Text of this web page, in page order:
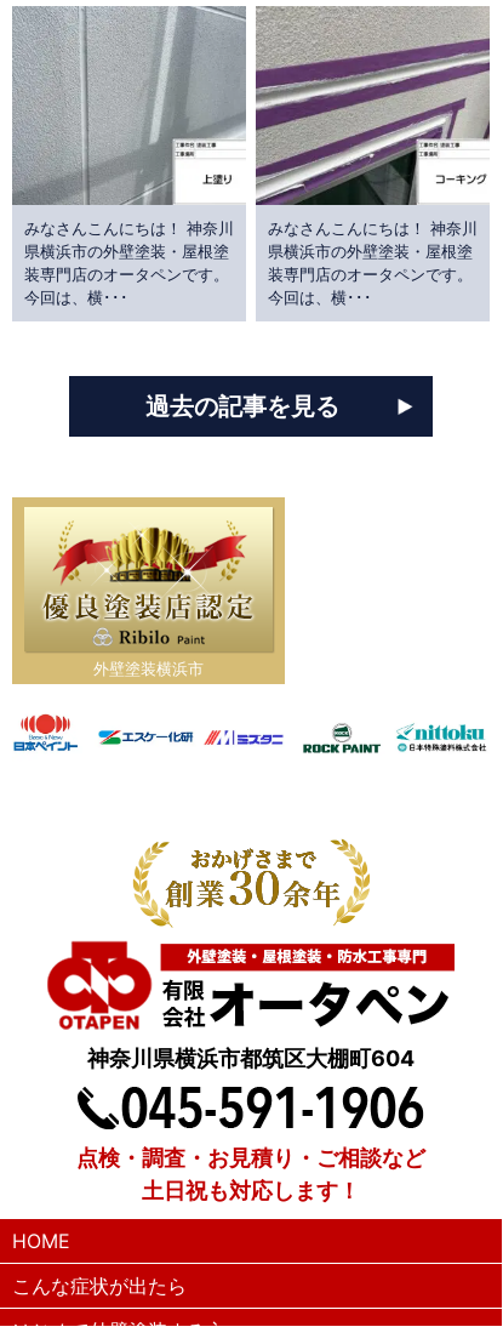
みなさんこんにちは！ 神奈川
県横浜市の外壁塗装・屋根塗
装専門店のオータペンです。
今回は、横･･･
みなさんこんにちは！ 神奈川
県横浜市の外壁塗装・屋根塗
装専門店のオータペンです。
今回は、横･･･
過去の記事を見る
外壁塗装横浜市
神奈川県横浜市都筑区大棚町604
点検・調査・お見積り・ご相談など
土日祝も対応します！
HOME
こんな症状が出たら
はじめて外壁塗装する方へ